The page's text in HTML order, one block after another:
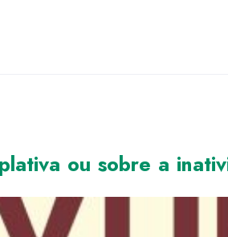
ou sobre a